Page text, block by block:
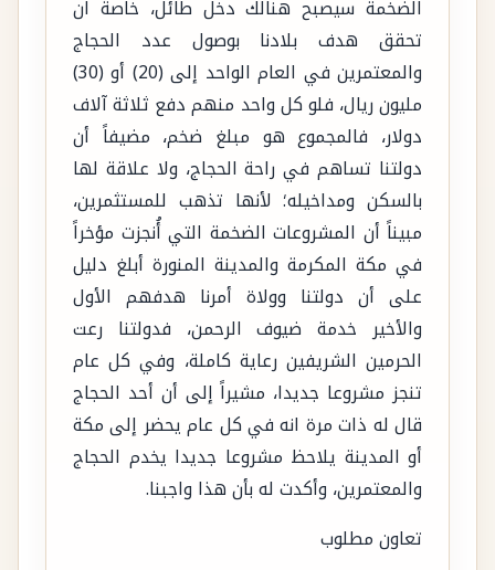
الضخمة سيصبح هنالك دخل طائل، خاصةً ان
تحقق هدف بلادنا بوصول عدد الحجاج
والمعتمرين في العام الواحد إلى (20) أو (30)
مليون ريال، فلو كل واحد منهم دفع ثلاثة آلاف
دولار، فالمجموع هو مبلغ ضخم، مضيفاً أن
دولتنا تساهم في راحة الحجاج، ولا علاقة لها
بالسكن ومداخيله؛ لأنها تذهب للمستثمرين،
مبيناً أن المشروعات الضخمة التي أُنجزت مؤخراً
في مكة المكرمة والمدينة المنورة أبلغ دليل
على أن دولتنا وولاة أمرنا هدفهم الأول
والأخير خدمة ضيوف الرحمن، فدولتنا رعت
الحرمين الشريفين رعاية كاملة، وفي كل عام
تنجز مشروعا جديدا، مشيراً إلى أن أحد الحجاج
قال له ذات مرة انه في كل عام يحضر إلى مكة
أو المدينة يلاحظ مشروعا جديدا يخدم الحجاج
والمعتمرين، وأكدت له بأن هذا واجبنا.
تعاون مطلوب